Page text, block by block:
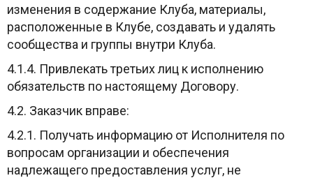
изменения в содержание Клуба, материалы,
расположенные в Клубе, создавать и удалять
сообщества и группы внутри Клуба.
4.1.4. Привлекать третьих лиц к исполнению
обязательств по настоящему Договору.
4.2. Заказчик вправе:
4.2.1. Получать информацию от Исполнителя по
вопросам организации и обеспечения
надлежащего предоставления услуг, не